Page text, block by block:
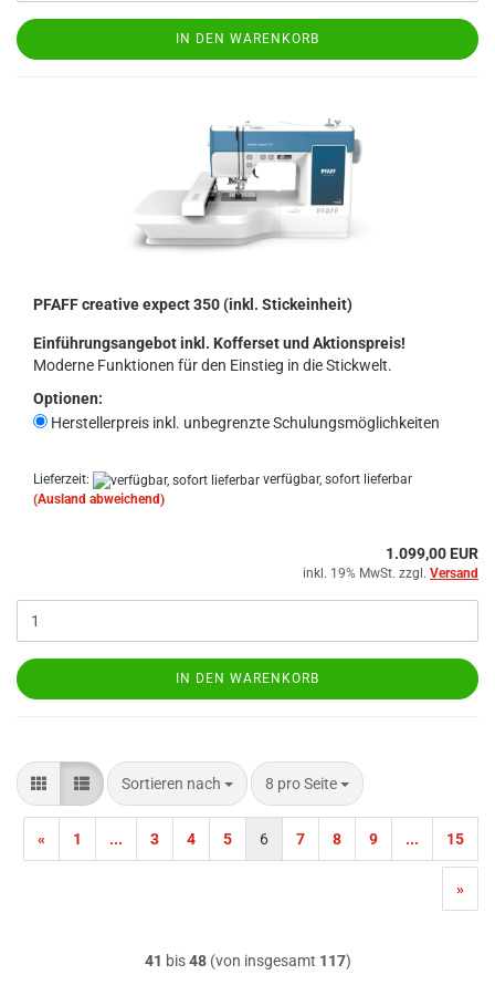
IN DEN WARENKORB
PFAFF creative expect 350 (inkl. Stickeinheit)
Einführungsangebot inkl. Kofferset und Aktionspreis!
Moderne Funktionen für den Einstieg in die Stickwelt.
Optionen:
Herstellerpreis inkl. unbegrenzte Schulungsmöglichkeiten
Lieferzeit:
verfügbar, sofort lieferbar
(Ausland abweichend)
1.099,00 EUR
inkl. 19% MwSt. zzgl. Versand
IN DEN WARENKORB
Sortieren nach
Sortieren nach 8 pro Seite
pro Seite
« 1 ... 3 4 5 6 7 8 9 ... 15
»
41 bis48(von insgesamt 117)